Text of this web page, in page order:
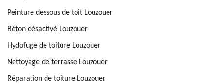
Peinture dessous de toit Louzouer
Béton désactivé Louzouer
Hydofuge de toiture Louzouer
Nettoyage de terrasse Louzouer
Réparation de toiture Louzouer